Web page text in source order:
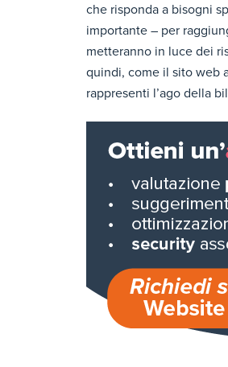
che risponda a bisogni
importante – per
metteranno in luce dei
quindi, come il sito web
rappresenti l’ago della